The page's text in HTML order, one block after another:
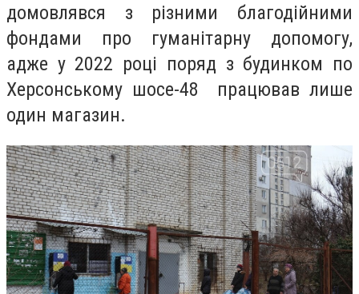
домовлявся з різними благодійними
фондами про гуманітарну допомогу,
адже у 2022 році поряд з будинком по
Херсонському шосе-48 працював лише
один магазин.